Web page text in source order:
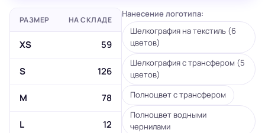
РАЗМЕР НА СКЛАДЕ
XS 59
S 126
M 78
L 12
Нанесение логотипа:
Шелкография на текстиль (6
цветов)
Шелкография с трансфером (5
цветов)
Полноцвет с трансфером
Полноцвет водными
чернилами